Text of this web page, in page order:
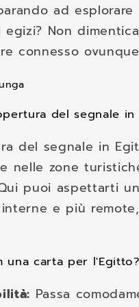
ad
egizi? Non
connesso
del segnale in
del segnale in
nelle zone
puoi aspettarti
e più
una carta per l'Egitto?
Passa